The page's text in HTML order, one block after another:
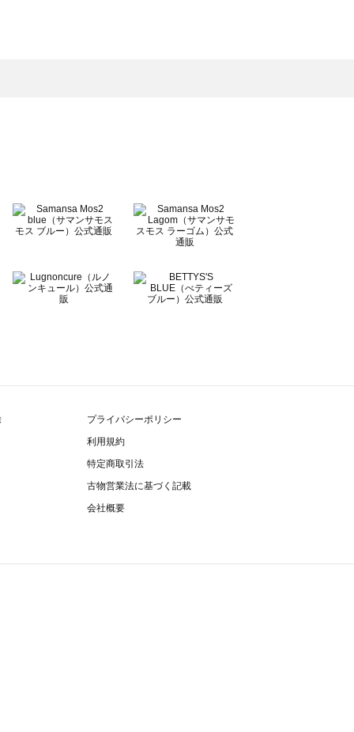
プライバシーポリシー
利用規約
特定商取引法
古物営業法に基づく記載
会社概要